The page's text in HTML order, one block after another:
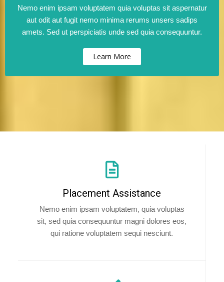
Nemo enim ipsam voluptatem quia voluptas sit aspernatur
aut odit aut fugit nemo minima rerums unsers sadips
amets. Sed ut perspiciatis unde sed quia consequuntur.
Learn More
Placement Assistance
Nemo enim ipsam voluptatem, quia voluptas
sit, sed quia consequuntur magni dolores eos,
qui ratione voluptatem sequi nesciunt.